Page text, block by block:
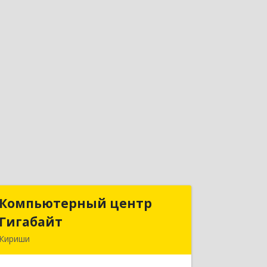
Компьютерный центр
Гигабайт
Кириши
Компьютерный центр